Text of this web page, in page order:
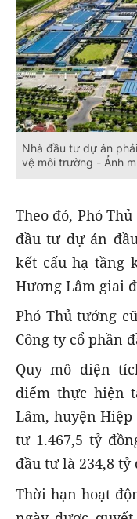
Nhà đầu tư dự án
vệ môi trường - Ảnh
Theo đó, Phó
đầu tư dự án
kết cấu hạ tầng
Hương Lâm giai
Phó Thủ tướng
Công ty cổ phần
Quy mô diện
điểm thực hiện
Lâm, huyện
tư 1.467,5 tỷ
đầu tư là 234,8 tỷ
Thời hạn hoạt